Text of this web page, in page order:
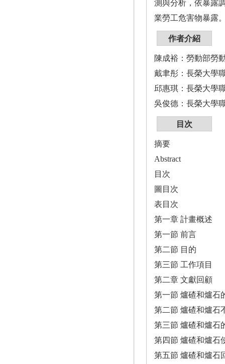
測與分析，依暴露
業勞工危害物暴露
作者介紹
陳成裕：勞動部勞
戴聿彤：長榮大學
邱惠琪：長榮大學
吳俊德：長榮大學
目次
摘要
Abstract
目次
圖目次
表目次
第一章 計畫概述
第一節 前言
第二節 目的
第三節 工作項目
第二章 文獻回顧
第一節 爐碴和爐石
第二節 爐碴和爐石
第三節 爐碴和爐石
第四節 爐碴和爐石
第五節 爐碴和爐石